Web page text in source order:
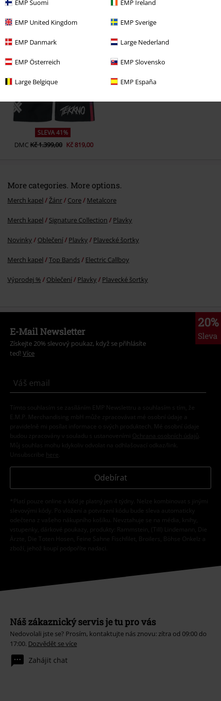
EMP Suomi EMP Ireland
EMP United Kingdom EMP Sverige
EMP Danmark Large Nederland
EMP Österreich EMP Slovensko
Large Belgique EMP España
SLEVA 41%
DMCKč 1.399,00 Kč 819,00
More categories. More options.
Merch kapel Žánr Core Metalcore
Merch kapel Signature Collection Plavky
Novinky Oblečení Plavky Plavecké šortky
Merch kapel Top Bands Electric Callboy
Výprodej % Oblečení Plavky Plavecké šortky
20%
Sleva
E-Mail Newsletter
Získejte 20% slevový poukaz, když se přihlásíte
teď! Více
Tímto souhlasím se zasíláním EMP Newslettru a souhlasím s tím, že
E.M.P. Merchandising mbH může zpracovávat mé osobní údaje a
pravidelně mi posílat informace o svých produktech. Mé osobní údaje
budou zpracovány v souladu s ustanoveními
Ochrana osobních údajů
Můj souhlas mohu kdykoliv odvolat na odhlašovací odkaz/link.
Unsubscribe here
Odebírat
*Platí pouze online a kód je platný jen 4 týdny. Nelze kombinovat s jinými
slevovými kódy. Po vložení a potvrzení kódu bude sleva automaticky
odečtena z vašeho nákupního košíku. Nevztahuje se na média, knihy,
vstupenky, dárkové poukazy, produkty: Rammstein, (Till) Lindemann, Die
Ärzte, Die Toten Hosen, Feine Sahne Fischfilet, Broilers, Böhse Onkelz a
zboží, jehož koupí podpoříte nadaci.
Náš zákaznický servis je tu pro vás
Nedovolali jste se? Prosím, kontaktujte nás znovu: zítra od 09:00 do
17:00. Dozvědět se více
Zahájit chat